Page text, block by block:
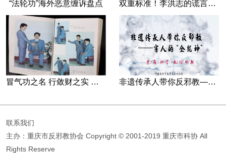
“法轮功”海外恶意缠诉盘点 双重标准！李洪志的谎言藏不住了
冒气功之名 行敛财之实 张宏堡义女“小倩”团伙覆灭记 非遗传承人带你反邪教—害人的“全能神”
联系我们
主办：重庆市反邪教协会 Copyright © 2001-2019 重庆市科协 All
Rights Reserve